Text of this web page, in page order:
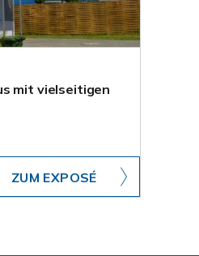
mit vielseitigen
ZUM EXPOSÉ